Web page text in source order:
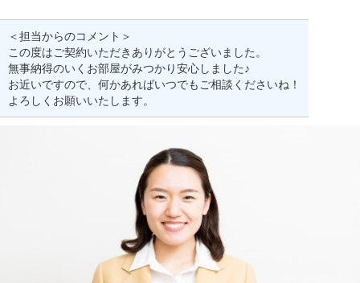
＜担当からのコメント＞
この度はご契約いただきありがとうございました。
無事納得のいくお部屋がみつかり安心しました♪
お近いですので、何かあればいつでもご相談くださいね！
よろしくお願いいたします。